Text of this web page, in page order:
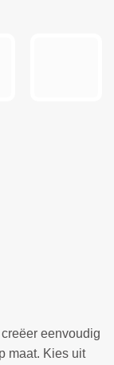
eenvoudig
maat. Kies uit